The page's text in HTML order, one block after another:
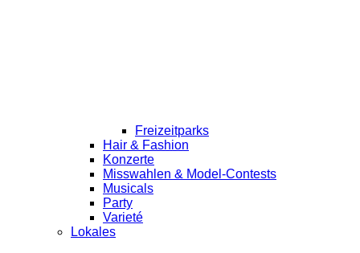
Freizeitparks
Hair & Fashion
Konzerte
Misswahlen & Model-Contests
Musicals
Party
Varieté
Lokales